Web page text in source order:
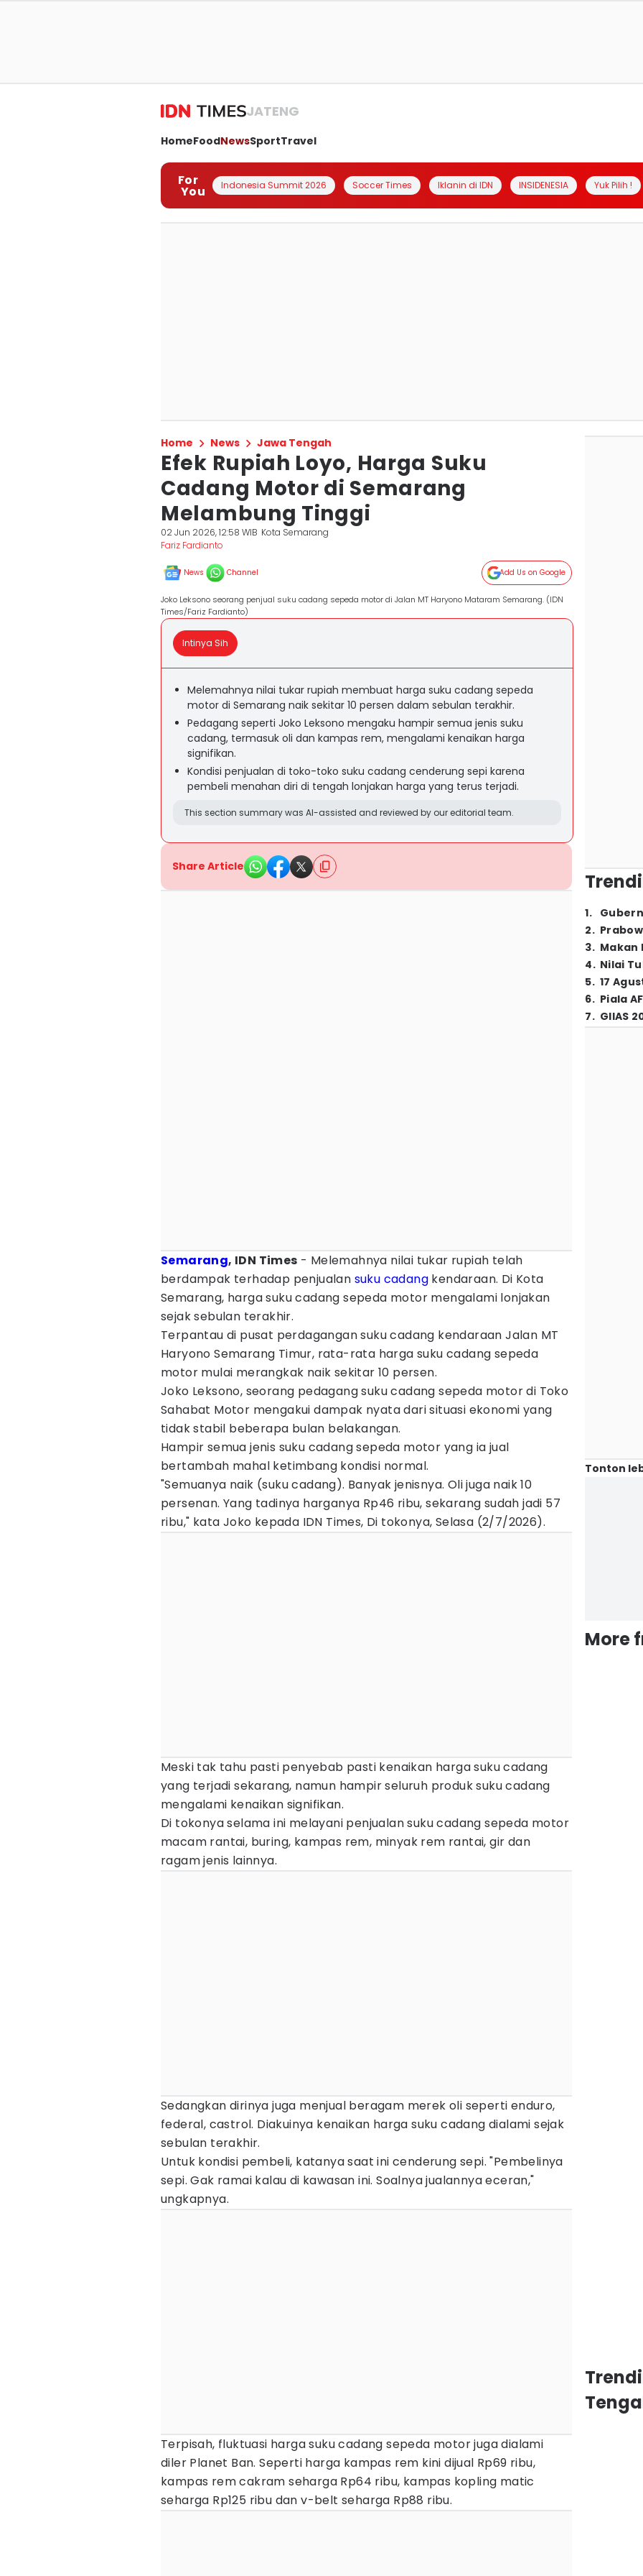
JATENG
HomeFoodNewsSportTravel
For
You Indonesia Summit 2026 Soccer Times Iklanin di IDN INSIDENESIA Yuk Pilih !
Home News Jawa Tengah
Efek Rupiah Loyo, Harga Suku
Cadang Motor di Semarang
Melambung Tinggi
02 Jun 2026, 12:58 WIB Kota Semarang
Fariz Fardianto
News Channel Add Us on Google
Joko Leksono seorang penjual suku cadang sepeda motor di Jalan MT Haryono Mataram Semarang. (IDN
Times/Fariz Fardianto)
Intinya Sih
Melemahnya nilai tukar rupiah membuat harga suku cadang sepeda
motor di Semarang naik sekitar 10 persen dalam sebulan terakhir.
Pedagang seperti Joko Leksono mengaku hampir semua jenis suku
cadang, termasuk oli dan kampas rem, mengalami kenaikan harga
signifikan.
Kondisi penjualan di toko-toko suku cadang cenderung sepi karena
pembeli menahan diri di tengah lonjakan harga yang terus terjadi.
This section summary was AI-assisted and reviewed by our editorial team.
Share Article
Semarang, IDN Times - Melemahnya nilai tukar rupiah telah
berdampak terhadap penjualan suku cadang kendaraan. Di Kota
Semarang, harga suku cadang sepeda motor mengalami lonjakan
sejak sebulan terakhir.
Terpantau di pusat perdagangan suku cadang kendaraan Jalan MT
Haryono Semarang Timur, rata-rata harga suku cadang sepeda
motor mulai merangkak naik sekitar 10 persen.
Joko Leksono, seorang pedagang suku cadang sepeda motor di Toko
Sahabat Motor mengakui dampak nyata dari situasi ekonomi yang
tidak stabil beberapa bulan belakangan.
Hampir semua jenis suku cadang sepeda motor yang ia jual
bertambah mahal ketimbang kondisi normal.
"Semuanya naik (suku cadang). Banyak jenisnya. Oli juga naik 10
persenan. Yang tadinya harganya Rp46 ribu, sekarang sudah jadi 57
ribu," kata Joko kepada IDN Times, Di tokonya, Selasa (2/7/2026).
Meski tak tahu pasti penyebab pasti kenaikan harga suku cadang
yang terjadi sekarang, namun hampir seluruh produk suku cadang
mengalami kenaikan signifikan.
Di tokonya selama ini melayani penjualan suku cadang sepeda motor
macam rantai, buring, kampas rem, minyak rem rantai, gir dan
ragam jenis lainnya.
Sedangkan dirinya juga menjual beragam merek oli seperti enduro,
federal, castrol. Diakuinya kenaikan harga suku cadang dialami sejak
sebulan terakhir.
Untuk kondisi pembeli, katanya saat ini cenderung sepi. "Pembelinya
sepi. Gak ramai kalau di kawasan ini. Soalnya jualannya eceran,"
ungkapnya.
Terpisah, fluktuasi harga suku cadang sepeda motor juga dialami
diler Planet Ban. Seperti harga kampas rem kini dijual Rp69 ribu,
kampas rem cakram seharga Rp64 ribu, kampas kopling matic
seharga Rp125 ribu dan v-belt seharga Rp88 ribu.
1.
2.
3. Makan
4. Nilai
5. 17
6. Piala
7. GIIAS
Tonton
More